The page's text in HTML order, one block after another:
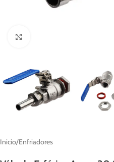
Inicio/Enfriadores